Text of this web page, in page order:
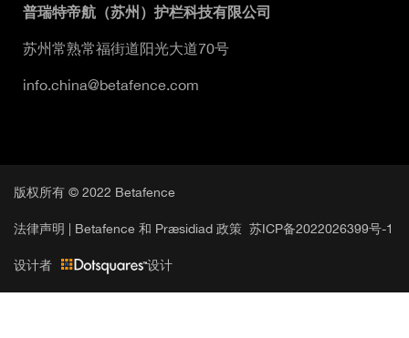
普瑞特帝航（苏州）护栏科技有限公司
苏州常熟常福街道阳光大道70号
info.china@betafence.com
版权所有 © 2022 Betafence
法律声明 | Betafence 和 Præsidiad 政策 苏ICP备2022026399号-1
设计者 设计